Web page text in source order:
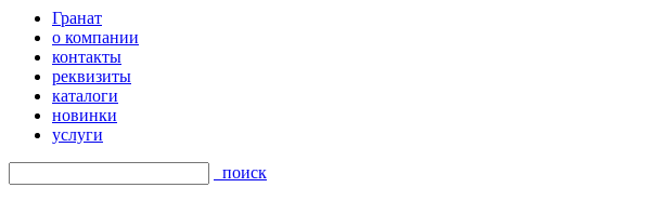
Гранат
о компании
контакты
реквизиты
каталоги
новинки
услуги
поиск